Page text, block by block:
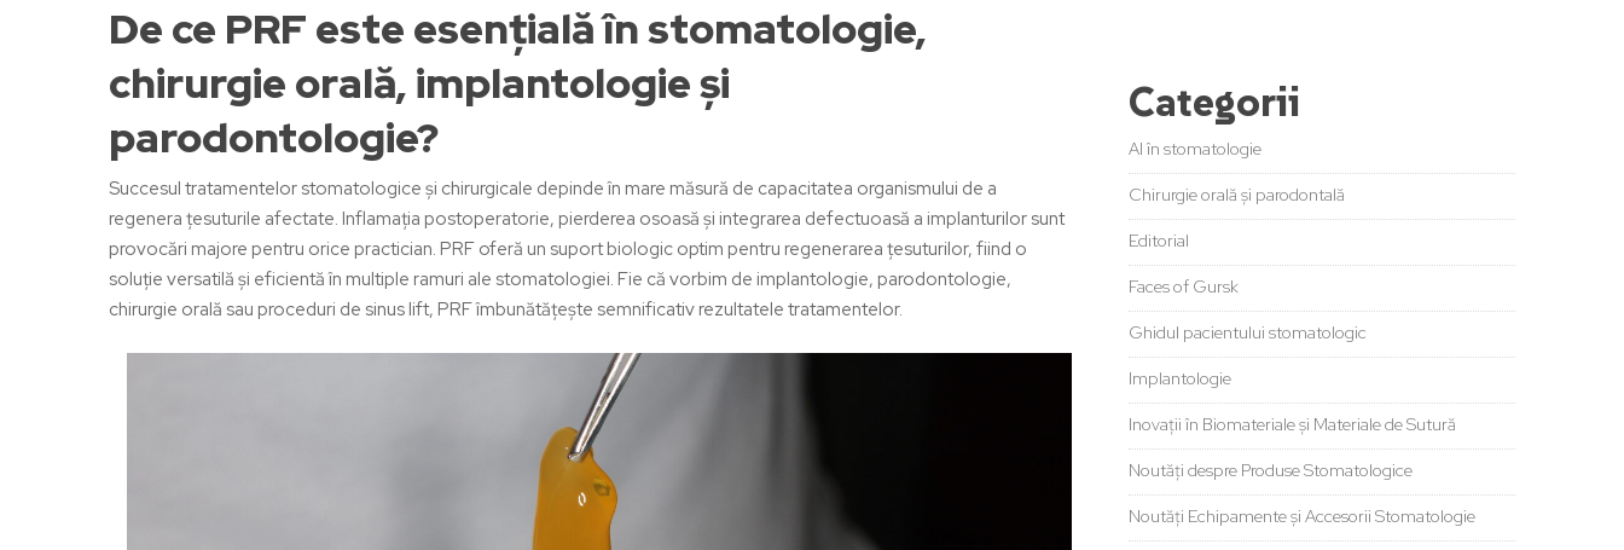
De ce PRF este esențială în stomatologie,
chirurgie orală, implantologie și
parodontologie?
Succesul tratamentelor stomatologice și chirurgicale depinde în mare măsură de capacitatea organismului de a
regenera țesuturile afectate. Inflamația postoperatorie, pierderea osoasă și integrarea defectuoasă a implanturilor sunt
provocări majore pentru orice practician. PRF oferă un suport biologic optim pentru regenerarea țesuturilor, fiind o
soluție versatilă și eficientă în multiple ramuri ale stomatologiei. Fie că vorbim de implantologie, parodontologie,
chirurgie orală sau proceduri de sinus lift, PRF îmbunătățește semnificativ rezultatele tratamentelor.
Categorii
AI în stomatologie
Chirurgie orală și parodontală
Editorial
Faces of Gursk
Ghidul pacientului stomatologic
Implantologie
Inovații în Biomateriale și Materiale de Sutură
Noutăți despre Produse Stomatologice
Noutăți Echipamente și Accesorii Stomatologie